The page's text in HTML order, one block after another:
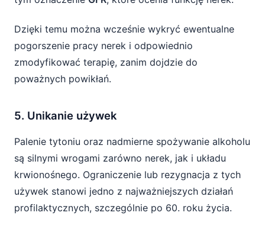
Dzięki temu można wcześnie wykryć ewentualne
pogorszenie pracy nerek i odpowiednio
zmodyfikować terapię, zanim dojdzie do
poważnych powikłań.
5. Unikanie używek
Palenie tytoniu oraz nadmierne spożywanie alkoholu
są silnymi wrogami zarówno nerek, jak i układu
krwionośnego. Ograniczenie lub rezygnacja z tych
używek stanowi jedno z najważniejszych działań
profilaktycznych, szczególnie po 60. roku życia.